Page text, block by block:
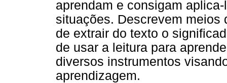
aprendam e consigam
situações. Descrevem meios
de extrair do texto o
de usar a leitura para
diversos instrumentos
aprendizagem.